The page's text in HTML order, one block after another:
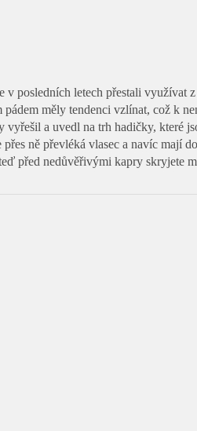
posledních letech přestali využívat
měly tendenci vzlínat, což k
a uvedl na trh hadičky, které
ně převléká vlasec a navíc mají
před nedůvěřivými kapry skryjete